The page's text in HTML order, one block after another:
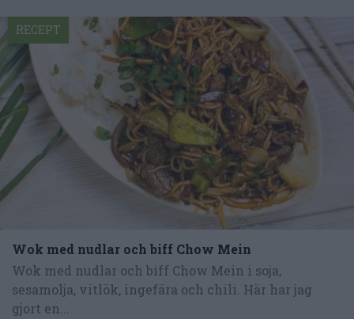
Wok med nudlar och biff Chow Mein
Wok med nudlar och biff Chow Mein i soja,
sesamolja, vitlök, ingefära och chili. Här har jag
gjort en...
RECEPT